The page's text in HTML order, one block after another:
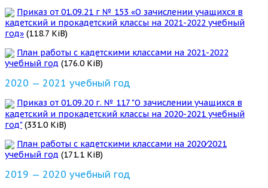
Приказ от 01.09.21 г № 153 «О зачислении учащихся в
кадетский и прокадетский классы на 2021-2022 учебный
год» (118.7 KiB)
План работы с кадетскими классами на 2021-2022
учебный год (176.0 KiB)
2020 — 2021 учебный год
Приказ от 01.09.20 г. № 117 "О зачислении учащихся в
кадетский и прокадетский классы на 2020-2021 учебный
год"(331.0 KiB)
План работы с кадетскими классами на 2020⁄2021
учебный год (171.1 KiB)
2019 — 2020 учебный год